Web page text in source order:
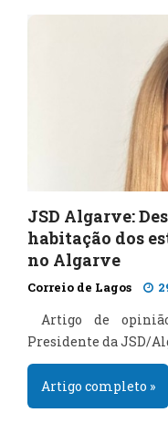
JSD Algarve:
habitação dos
no Algarve
Correio de Lagos
Artigo de
Presidente da JSD/
Artigo completo »